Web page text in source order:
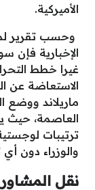
الأميركية.
وحسب تقرير
الإخبارية فإن
غيرا خطط
الاستعاضة عن
ماريلاند
العاصمة، حيث
ترتيبات
والوزراء دون
نقل